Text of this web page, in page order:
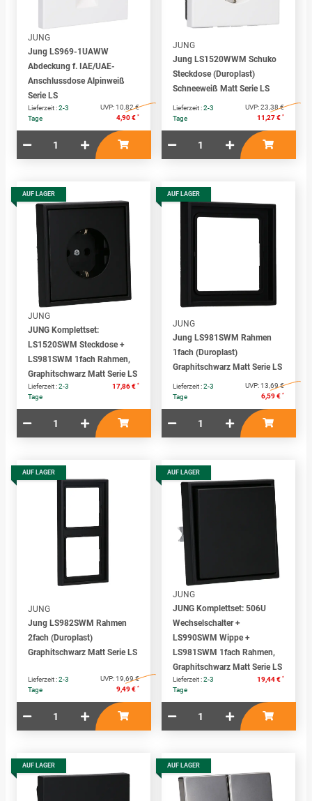
JUNG
Jung LS969-1UAWW
Abdeckung f. IAE/UAE-
Anschlussdose Alpinweiß
Serie LS
Lieferzeit :2-3
Tage
UVP:10,82 €
4,90 € *
JUNG
Jung LS1520WWM Schuko
Steckdose (Duroplast)
Schneeweiß Matt Serie LS
Lieferzeit :2-3
Tage
UVP:23,38 €
11,27 € *
AUF LAGER
JUNG
JUNG Komplettset:
LS1520SWM Steckdose +
LS981SWM 1fach Rahmen,
Graphitschwarz Matt Serie LS
Lieferzeit :2-3
Tage
17,86 € *
AUF LAGER
JUNG
Jung LS981SWM Rahmen
1fach (Duroplast)
Graphitschwarz Matt Serie LS
Lieferzeit :2-3
Tage
UVP:13,69 €
6,59 € *
AUF LAGER
JUNG
Jung LS982SWM Rahmen
2fach (Duroplast)
Graphitschwarz Matt Serie LS
Lieferzeit :2-3
Tage
UVP:19,69 €
9,49 € *
AUF LAGER
JUNG
JUNG Komplettset: 506U
Wechselschalter +
LS990SWM Wippe +
LS981SWM 1fach Rahmen,
Graphitschwarz Matt Serie LS
Lieferzeit :2-3
Tage
19,44 € *
AUF LAGER AUF LAGER